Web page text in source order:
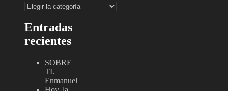
Categorías
Entradas
recientes
SOBRE
TI.
Enmanuel